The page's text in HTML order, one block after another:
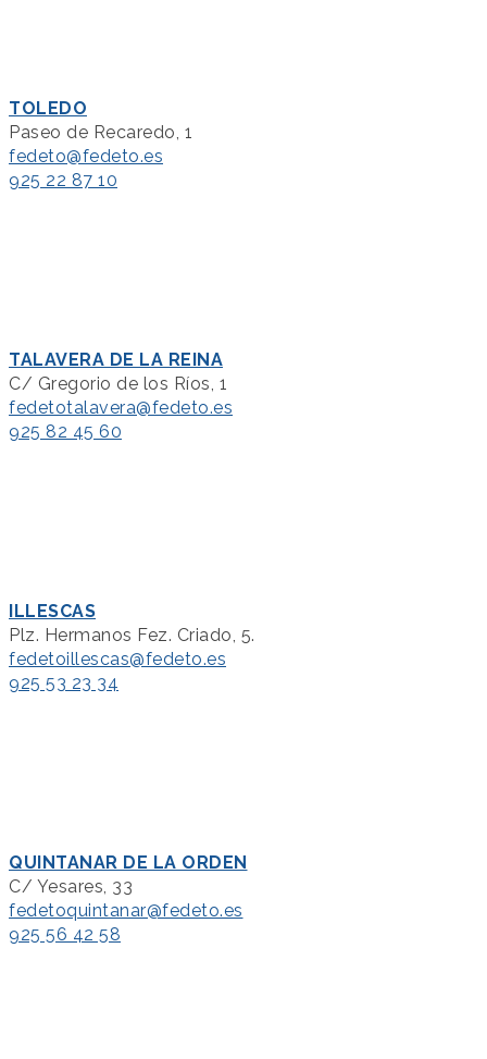
TOLEDO
Paseo de Recaredo, 1
fedeto@fedeto.es
925 22 87 10
TALAVERA DE LA REINA
C/ Gregorio de los Ríos, 1
fedetotalavera@fedeto.es
925 82 45 60
ILLESCAS
Plz. Hermanos Fez. Criado, 5.
fedetoillescas@fedeto.es
925 53 23 34
QUINTANAR DE LA ORDEN
C/ Yesares, 33
fedetoquintanar@fedeto.es
925 56 42 58